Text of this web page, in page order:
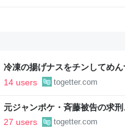
冷凍の揚げナスをチンしてめ
「何の手間もかけない一品」
14 users togetter.com
元ジャンポケ・斉藤被告の求
刑7年とここまで重くなったの
27 users togetter.com